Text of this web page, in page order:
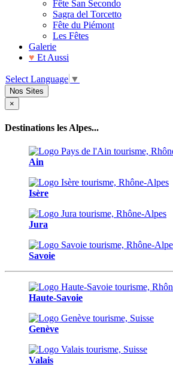
Fête San Secondo
Sagra del Torcetto
Fête du Piémont
Les Fêtes
Galerie
♥ Et Aussi
Select Language ▼
Nos Sites
×
Destinations les Alpes...
Ain
Isère
Jura
Savoie
Haute-Savoie
Genève
Valais